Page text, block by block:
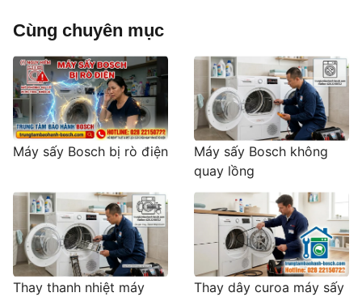
Cùng chuyên mục
Máy sấy Bosch bị rò điện
Máy sấy Bosch không
quay lồng
Thay thanh nhiệt máy
Thay dây curoa máy sấy